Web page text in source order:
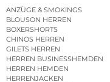
ANZÜGE & SMOKINGS
BLOUSON HERREN
BOXERSHORTS
CHINOS HERREN
GILETS HERREN
HERREN BUSINESSHEMDEN
HERREN HEMDEN
HERRENJACKEN